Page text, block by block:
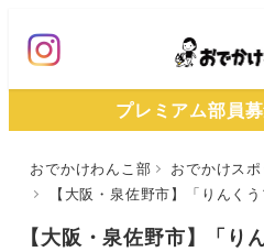
ン
プレミアム部員
おでかけわんこ部 おでかけスポ
【大阪・泉佐野市】「りんく
【大阪・泉佐野市】「り